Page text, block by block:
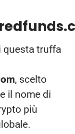
questa truffa
, scelto
il nome di
più